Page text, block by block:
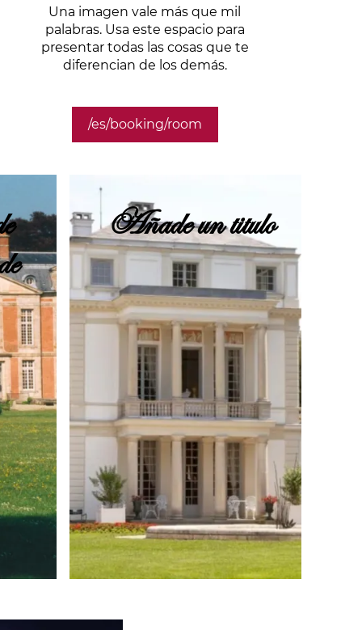
Una imagen vale más que mil
palabras. Usa este espacio para
presentar todas las cosas que te
diferencian de los demás.
/es/booking/room
Añade un titulo